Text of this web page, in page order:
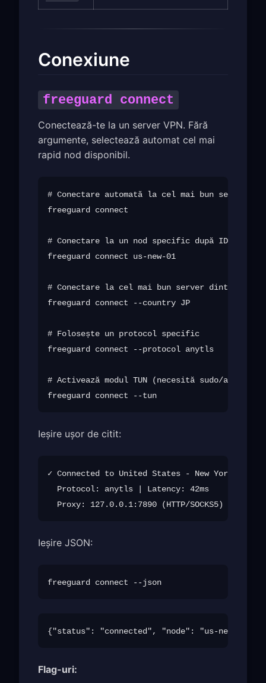
Conexiune
freeguard connect
Conectează-te la un server VPN. Fără
argumente, selectează automat cel mai
rapid nod disponibil.
# Conectare automată la cel mai bun server
freeguard connect
# Conectare la un nod specific după ID
freeguard connect us-new-01
# Conectare la cel mai bun server dintr-o țară
freeguard connect --country JP
# Folosește un protocol specific
freeguard connect --protocol anytls
# Activează modul TUN (necesită sudo/admin)
Ieșire ușor de citit:
✓ Connected to United States - New York (us-
  Protocol: anytls | Latency: 42ms
Ieșire JSON:
Flag-uri: